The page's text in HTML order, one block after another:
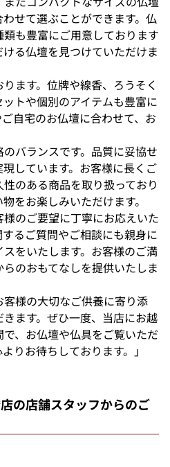
せて選ぶことができます。仏
も豊富にご用意しております
る仏壇を見つけていただけま
ます。位牌や線香、ろうそく
トや個別のアイテムも豊富に
自宅のお仏壇に合わせて、お
バランスです。品質に妥協せ
しています。お客様に長くご
のある商品を取り扱っており
をお楽しみいただけます。
のご要望に丁寧にお応えいた
るご質問やご相談にも親身に
をいたします。お客様のご満
のおもてなしを提供いたしま
様の大切なご供養に寄り添
ます。ぜひ一度、当店にお越
、お仏壇や仏具をご覧いただ
りお待ちしております。」
の店舗スタッフからのご